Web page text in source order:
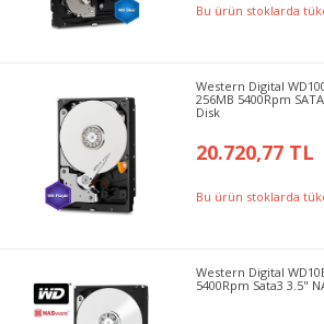
Bu ürün stoklarda
Western Digital
256MB 5400Rpm
Disk
20.720,77 TL
Bu ürün stoklarda
Western Digital
5400Rpm Sata3 3.5"